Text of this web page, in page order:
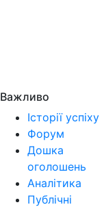
Важливо
Історії успіху
Форум
Дошка
оголошень
Аналітика
Публічні